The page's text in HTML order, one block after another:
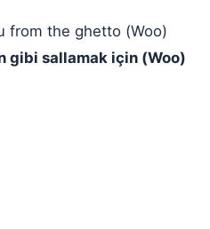
from the ghetto (Woo)
gibi sallamak için (Woo)